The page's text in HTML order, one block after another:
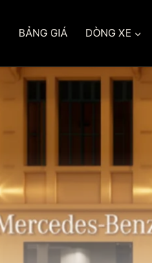
BẢNG GIÁ DÒNG XE